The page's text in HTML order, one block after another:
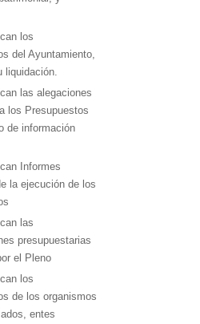
los
del Ayuntamiento,
las alegaciones
los Presupuestos
de información
Informes
la ejecución de los
las
presupuestarias
el Pleno
los
de los organismos
entes